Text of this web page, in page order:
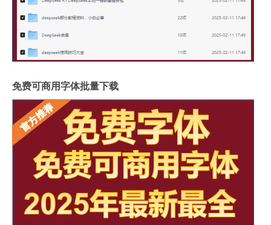
免费可商用字体批量下载